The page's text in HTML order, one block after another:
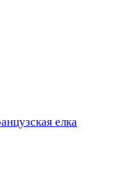
елка